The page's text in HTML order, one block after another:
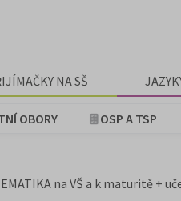
NA SŠ
OBORY OSP A TSP
na VŠ a k maturitě +